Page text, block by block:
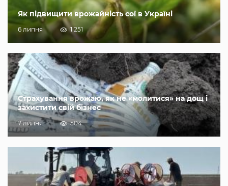
Як підвищити врожайність сої в Україні
6 липня 1 251
Страхування врожаю, як не «молитися» на дощ і
захистити свій бізнес
7 липня 504